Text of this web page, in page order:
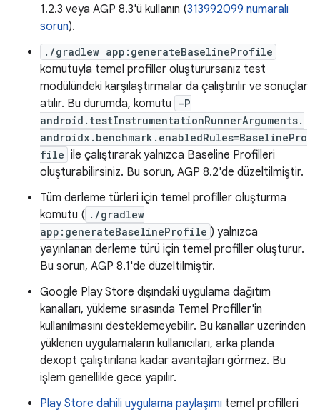
1.2.3 veya AGP 8.3'ü kullanın (313992099 numaralı
sorun).
./gradlew app:generateBaselineProfile
komutuyla temel profiller oluşturursanız test
modülündeki karşılaştırmalar da çalıştırılır ve sonuçlar
atılır. Bu durumda, komutu
-P
android.testInstrumentationRunnerArguments.
androidx.benchmark.enabledRules=BaselinePro
file ile çalıştırarak yalnızca Baseline Profilleri
oluşturabilirsiniz. Bu sorun, AGP 8.2'de düzeltilmiştir.
Tüm derleme türleri için temel profiller oluşturma
komutu ( ./gradlew
app:generateBaselineProfile ) yalnızca
yayınlanan derleme türü için temel profiller oluşturur.
Bu sorun, AGP 8.1'de düzeltilmiştir.
Google Play Store dışındaki uygulama dağıtım
kanalları, yükleme sırasında Temel Profiller'in
kullanılmasını desteklemeyebilir. Bu kanallar üzerinden
yüklenen uygulamaların kullanıcıları, arka planda
dexopt çalıştırılana kadar avantajları görmez. Bu
işlem genellikle gece yapılır.
Play Store dahili uygulama paylaşımı temel profilleri